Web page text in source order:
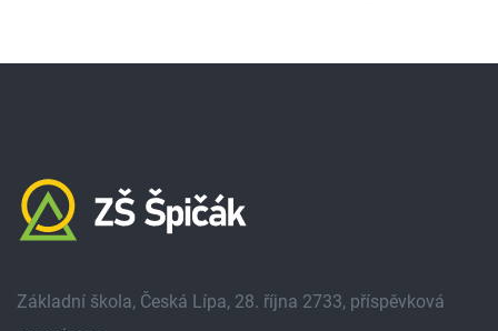
Základní škola, Česká Lípa, 28. října 2733, příspěvková